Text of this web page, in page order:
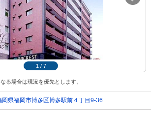
1 / 7
る場合は現況を優先とします。
岡県福岡市博多区博多駅前４丁目9-36